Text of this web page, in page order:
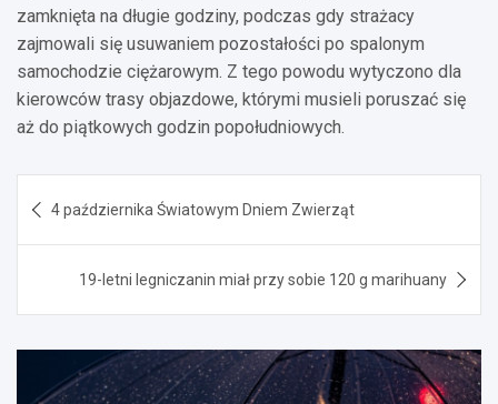
zamknięta na długie godziny, podczas gdy strażacy
zajmowali się usuwaniem pozostałości po spalonym
samochodzie ciężarowym. Z tego powodu wytyczono dla
kierowców trasy objazdowe, którymi musieli poruszać się
aż do piątkowych godzin popołudniowych.
wpisu
4 października Światowym Dniem Zwierząt
19-letni legniczanin miał przy sobie 120 g marihuany